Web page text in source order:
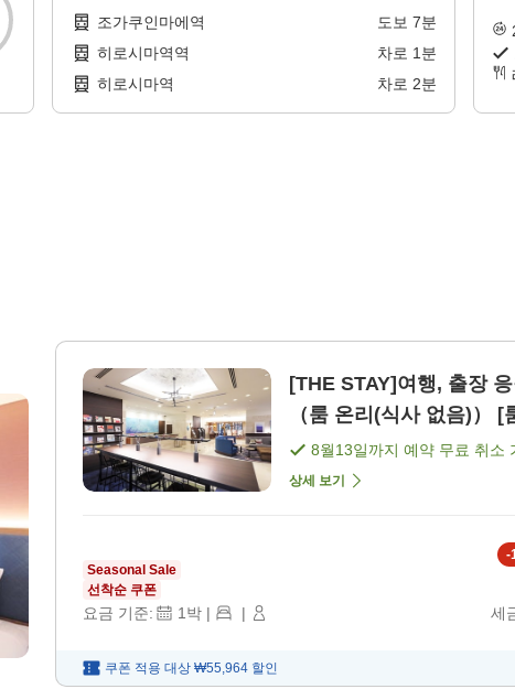
조가쿠인마에역 도보 7분
히로시마역역
차로 1분
히로시마역
차로 2분
[THE STAY]여행, 출장
（룸 온리(식사 없음)） [
8월13일까지 예약 무료 취소
상세 보기
Seasonal Sale
선착순 쿠폰
요금 기준: 1박 | |
-
세
쿠폰 적용 대상 ₩55,964 할인